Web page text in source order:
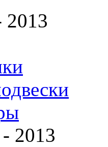
2013
2013